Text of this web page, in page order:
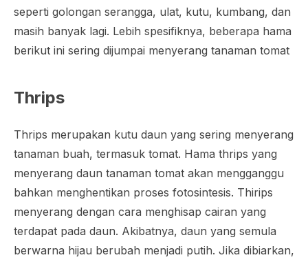
seperti golongan serangga, ulat, kutu, kumbang, dan
masih banyak lagi. Lebih spesifiknya, beberapa hama
berikut ini sering dijumpai menyerang tanaman tomat
Thrips
Thrips merupakan kutu daun yang sering menyerang
tanaman buah, termasuk tomat. Hama thrips yang
menyerang daun tanaman tomat akan mengganggu
bahkan menghentikan proses fotosintesis. Thirips
menyerang dengan cara menghisap cairan yang
terdapat pada daun. Akibatnya, daun yang semula
berwarna hijau berubah menjadi putih. Jika dibiarkan,